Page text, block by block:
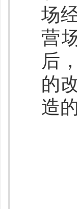
场
营
后
的
造